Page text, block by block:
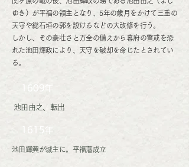
ゆき）が平福の領主となり、5年の歳月をかけて三重の
天守や総石垣の郭を設けるなどの大改修を行う。
しかし、その豪壮さと万全の備えから幕府の警戒を恐
れた池田輝政により、天守を破却を命じたとされてい
る。
1609年
池田由之、転出
1615年
池田輝興が城主に。平福藩成立